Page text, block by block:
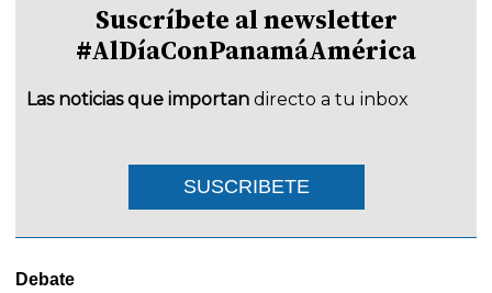
Suscríbete al newsletter
#AlDíaConPanamáAmérica
Las noticias que importan directo a tu inbox
SUSCRIBETE
Debate